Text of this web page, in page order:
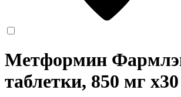
Метформин
таблетки, 850 мг x30